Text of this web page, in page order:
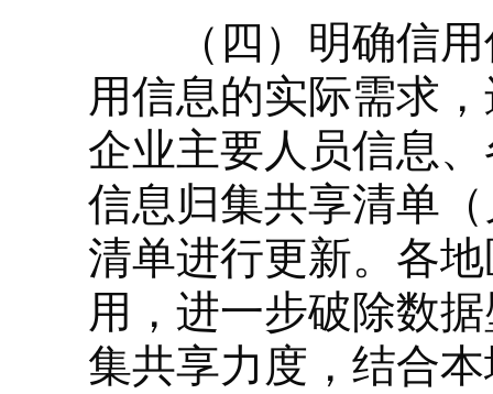
（四）明确信用
用信息的实际需求
企业主要人员信息
信息归集共享清单
清单进行更新。各
用，进一步破除数
集共享力度，结合